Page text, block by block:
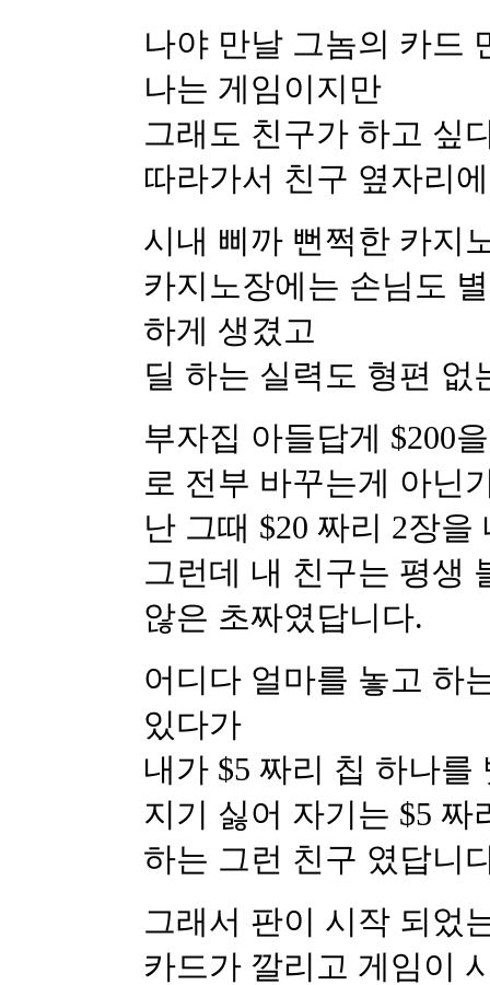
나야 만날 그놈의 카드
나는 게임이지만
그래도 친구가 하고 싶
따라가서 친구 옆자리
시내 삐까 뻔쩍한 카지
카지노장에는 손님도
하게 생겼고
딜 하는 실력도 형편 없
부자집 아들답게 $200
로 전부 바꾸는게 아닌
난 그때 $20 짜리 2장
그런데 내 친구는 평생
않은 초짜였답니다.
어디다 얼마를 놓고 하
있다가
내가 $5 짜리 칩 하나를
지기 싫어 자기는 $5
하는 그런 친구 였답니
그래서 판이 시작 되었
카드가 깔리고 게임이